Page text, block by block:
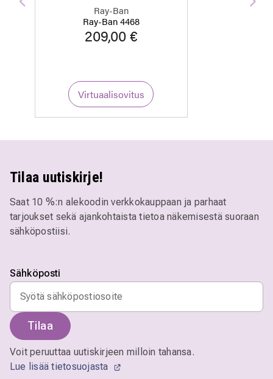
Ray-Ban
Ray-Ban 4468
209,00 €
Virtuaalisovitus
Edellinen
Tilaa uutiskirje!
Saat 10 %:n alekoodin verkkokauppaan ja parhaat
tarjoukset sekä ajankohtaista tietoa näkemisestä suoraan
sähköpostiisi.
Sähköposti
Tilaa
Voit peruuttaa uutiskirjeen milloin tahansa.
Lue lisää tietosuojasta